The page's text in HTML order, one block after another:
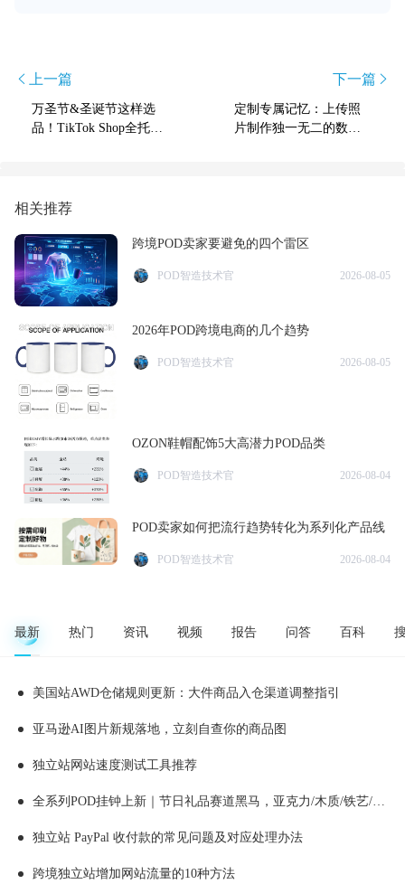
上一篇
万圣节&圣诞节这样选
品！TikTok Shop全托管
下一篇
定制专属记忆：上传照
片制作独一无二的数字
相关推荐
跨境POD卖家要避免的四个雷区
POD智造技术官 2026-08-05
2026年POD跨境电商的几个趋势
POD智造技术官 2026-08-05
OZON鞋帽配饰5大高潜力POD品类
POD智造技术官 2026-08-04
POD卖家如何把流行趋势转化为系列化产品线
POD智造技术官 2026-08-04
最新 热门 资讯 视频 报告 问答 百科
美国站AWD仓储规则更新：大件商品入仓渠道调整指引
亚马逊AI图片新规落地，立刻自查你的商品图
独立站网站速度测试工具推荐
全系列POD挂钟上新｜节日礼品赛道黑马，亚克力/木质/铁艺/ 玻璃挂钟选品全解析！
独立站 PayPal 收付款的常见问题及对应处理办法
跨境独立站增加网站流量的10种方法